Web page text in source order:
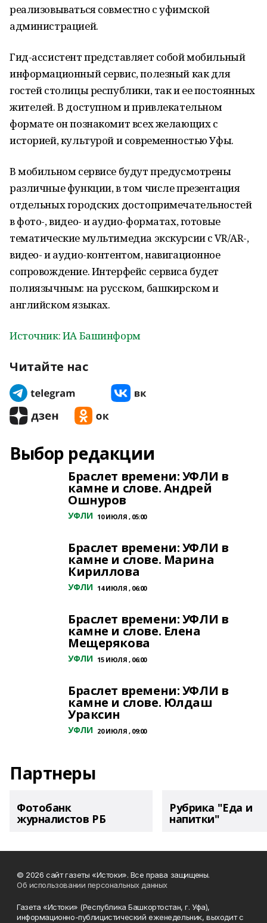
реализовываться совместно с уфимской
администрацией.
Гид-ассистент представляет собой мобильный
информационный сервис, полезный как для
гостей столицы республики, так и ее постоянных
жителей. В доступном и привлекательном
формате он познакомит всех желающих с
историей, культурой и современностью Уфы.
В мобильном сервисе будут предусмотрены
различные функции, в том числе презентация
отдельных городских достопримечательностей
в фото-, видео- и аудио-форматах, готовые
тематические мультимедиа экскурсии с VR/AR-,
видео- и аудио-контентом, навигационное
сопровождение. Интерфейс сервиса будет
полиязычным: на русском, башкирском и
английском языках.
Источник: ИА Башинформ
Читайте нас
Выбор редакции
Браслет времени: УФЛИ в
камне и слове. Андрей
Ошнуров
УФЛИ 10 ИЮЛЯ , 05:00
Браслет времени: УФЛИ в
камне и слове. Марина
Кириллова
УФЛИ 14 ИЮЛЯ , 06:00
Браслет времени: УФЛИ в
камне и слове. Елена
Мещерякова
УФЛИ 15 ИЮЛЯ , 06:00
Браслет времени: УФЛИ в
камне и слове. Юлдаш
Ураксин
УФЛИ 20 ИЮЛЯ , 09:00
Партнеры
Фотобанк
журналистов РБ
Рубрика "Еда и
напитки"
© 2026 сайт газеты «Истоки». Все права защищены.
Об использовании персональных данных
Газета «Истоки» (Республика Башкортостан, г. Уфа),
информационно-публицистический еженедельник, выходит с